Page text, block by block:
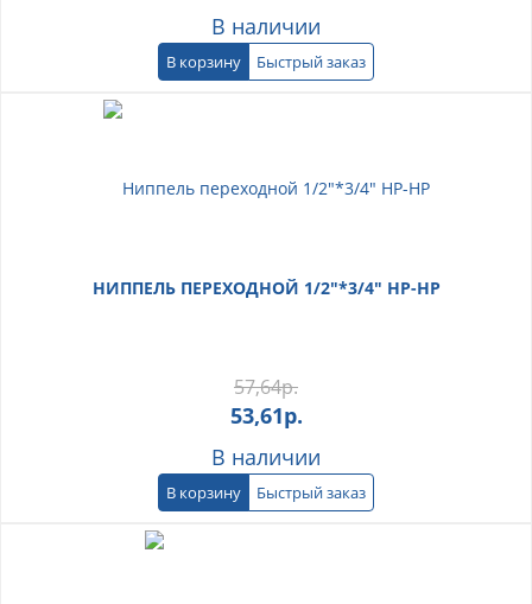
В наличии
В корзину Быстрый заказ
НИППЕЛЬ ПЕРЕХОДНОЙ 1/2"*3/4" НР-НР
57,64р.
53,61р.
В наличии
В корзину Быстрый заказ